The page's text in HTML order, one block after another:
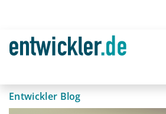
Entwickler Blog